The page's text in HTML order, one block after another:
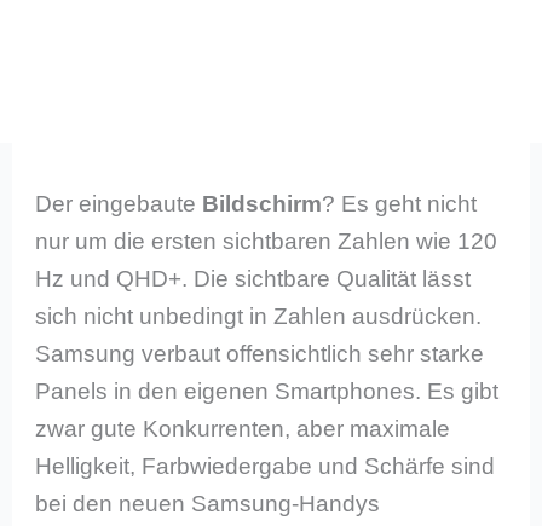
Der eingebaute Bildschirm? Es geht nicht
nur um die ersten sichtbaren Zahlen wie 120
Hz und QHD+. Die sichtbare Qualität lässt
sich nicht unbedingt in Zahlen ausdrücken.
Samsung verbaut offensichtlich sehr starke
Panels in den eigenen Smartphones. Es gibt
zwar gute Konkurrenten, aber maximale
Helligkeit, Farbwiedergabe und Schärfe sind
bei den neuen Samsung-Handys